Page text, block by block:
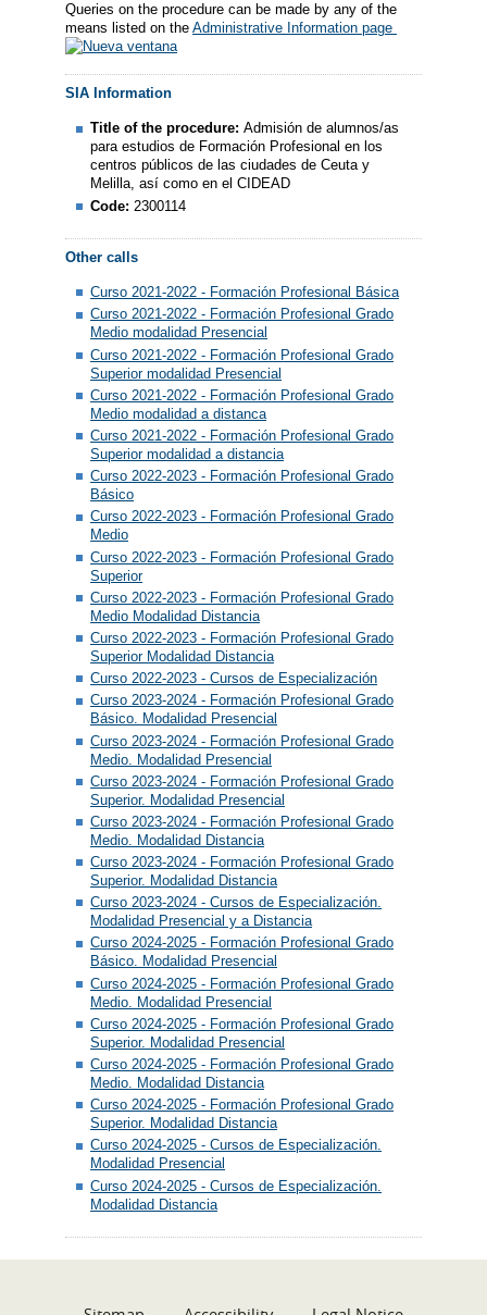
Queries on the procedure can be made by any of the
means listed on the Administrative Information page
SIA Information
Title of the procedure:Admisión de alumnos/as
para estudios de Formación Profesional en los
centros públicos de las ciudades de Ceuta y
Melilla, así como en el CIDEAD
Code: 2300114
Other calls
Curso 2021-2022 - Formación Profesional Básica
Curso 2021-2022 - Formación Profesional Grado
Medio modalidad Presencial
Curso 2021-2022 - Formación Profesional Grado
Superior modalidad Presencial
Curso 2021-2022 - Formación Profesional Grado
Medio modalidad a distanca
Curso 2021-2022 - Formación Profesional Grado
Superior modalidad a distancia
Curso 2022-2023 - Formación Profesional Grado
Básico
Curso 2022-2023 - Formación Profesional Grado
Medio
Curso 2022-2023 - Formación Profesional Grado
Superior
Curso 2022-2023 - Formación Profesional Grado
Medio Modalidad Distancia
Curso 2022-2023 - Formación Profesional Grado
Superior Modalidad Distancia
Curso 2022-2023 - Cursos de Especialización
Curso 2023-2024 - Formación Profesional Grado
Básico. Modalidad Presencial
Curso 2023-2024 - Formación Profesional Grado
Medio. Modalidad Presencial
Curso 2023-2024 - Formación Profesional Grado
Superior. Modalidad Presencial
Curso 2023-2024 - Formación Profesional Grado
Medio. Modalidad Distancia
Curso 2023-2024 - Formación Profesional Grado
Superior. Modalidad Distancia
Curso 2023-2024 - Cursos de Especialización.
Modalidad Presencial y a Distancia
Curso 2024-2025 - Formación Profesional Grado
Básico. Modalidad Presencial
Curso 2024-2025 - Formación Profesional Grado
Medio. Modalidad Presencial
Curso 2024-2025 - Formación Profesional Grado
Superior. Modalidad Presencial
Curso 2024-2025 - Formación Profesional Grado
Medio. Modalidad Distancia
Curso 2024-2025 - Formación Profesional Grado
Superior. Modalidad Distancia
Curso 2024-2025 - Cursos de Especialización.
Modalidad Presencial
Curso 2024-2025 - Cursos de Especialización.
Modalidad Distancia